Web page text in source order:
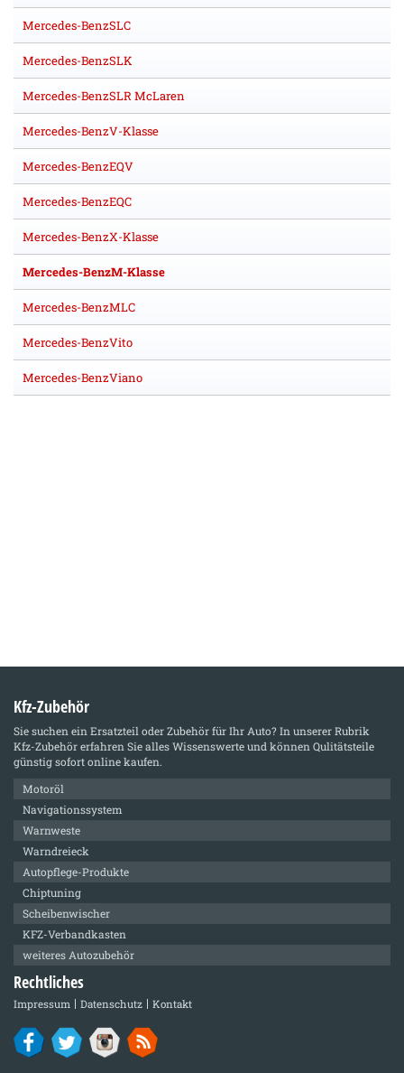
Mercedes-BenzSLC
Mercedes-BenzSLK
Mercedes-BenzSLR McLaren
Mercedes-BenzV-Klasse
Mercedes-BenzEQV
Mercedes-BenzEQC
Mercedes-BenzX-Klasse
Mercedes-BenzM-Klasse
Mercedes-BenzMLC
Mercedes-BenzVito
Mercedes-BenzViano
Kfz-Zubehör
Sie suchen ein Ersatzteil oder Zubehör für Ihr Auto? In unserer Rubrik
Kfz-Zubehörerfahren Sie alles Wissenswerte und können Qulitätsteile
günstig sofort online kaufen.
Motoröl
Navigationssystem
Warnweste
Warndreieck
Autopflege-Produkte
Chiptuning
Scheibenwischer
KFZ-Verbandkasten
weiteres Autozubehör
Rechtliches
Impressum Datenschutz Kontakt